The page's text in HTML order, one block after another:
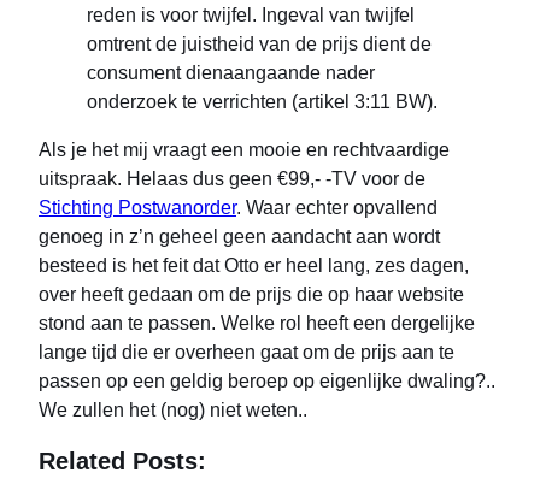
reden is voor twijfel. Ingeval van twijfel
omtrent de juistheid van de prijs dient de
consument dienaangaande nader
onderzoek te verrichten (artikel 3:11 BW).
Als je het mij vraagt een mooie en rechtvaardige
uitspraak. Helaas dus geen €99,- -TV voor de
Stichting Postwanorder. Waar echter opvallend
genoeg in z’n geheel geen aandacht aan wordt
besteed is het feit dat Otto er heel lang, zes dagen,
over heeft gedaan om de prijs die op haar website
stond aan te passen. Welke rol heeft een dergelijke
lange tijd die er overheen gaat om de prijs aan te
passen op een geldig beroep op eigenlijke dwaling?..
We zullen het (nog) niet weten..
Related Posts: